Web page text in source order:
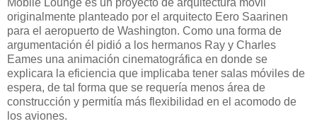
Mobile Lounge es un proyecto de arquitectura móvil
originalmente planteado por el arquitecto Eero Saarinen
para el aeropuerto de Washington. Como una forma de
argumentación él pidió a los hermanos Ray y Charles
Eames una animación cinematográfica en donde se
explicara la eficiencia que implicaba tener salas móviles de
espera, de tal forma que se requería menos área de
construcción y permitía más flexibilidad en el acomodo de
los aviones.